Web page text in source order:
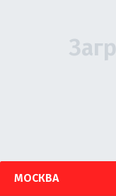
МОСКВА